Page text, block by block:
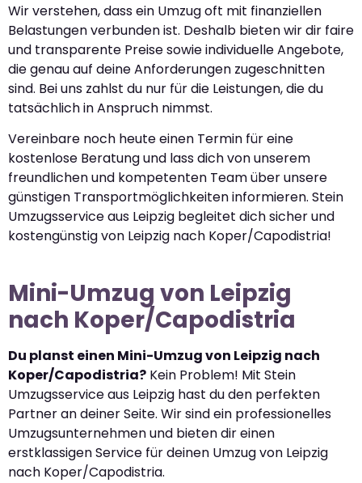
Wir verstehen, dass ein Umzug oft mit finanziellen
Belastungen verbunden ist. Deshalb bieten wir dir faire
und transparente Preise sowie individuelle Angebote,
die genau auf deine Anforderungen zugeschnitten
sind. Bei uns zahlst du nur für die Leistungen, die du
tatsächlich in Anspruch nimmst.
Vereinbare noch heute einen Termin für eine
kostenlose Beratung und lass dich von unserem
freundlichen und kompetenten Team über unsere
günstigen Transportmöglichkeiten informieren. Stein
Umzugsservice aus Leipzig begleitet dich sicher und
kostengünstig von Leipzig nach Koper/Capodistria!
Mini-Umzug von Leipzig
nach Koper/Capodistria
Du planst einen Mini-Umzug von Leipzig nach
Koper/Capodistria? Kein Problem! Mit Stein
Umzugsservice aus Leipzig hast du den perfekten
Partner an deiner Seite. Wir sind ein professionelles
Umzugsunternehmen und bieten dir einen
erstklassigen Service für deinen Umzug von Leipzig
nach Koper/Capodistria.